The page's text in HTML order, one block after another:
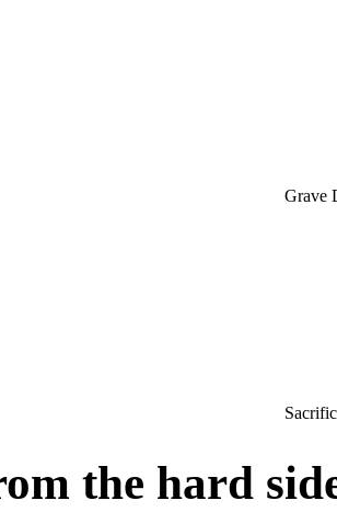
Grave
the hard